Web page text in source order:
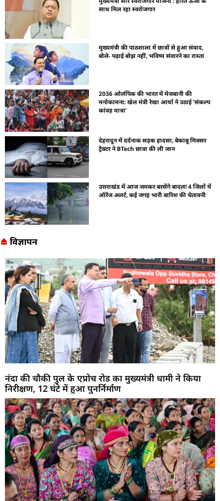
साथ मिल रहा स्वरोजगार
मुख्यमंत्री की पाठशाला में छात्रों से हुआ संवाद,
बोले- पढ़ाई बोझ नहीं, भविष्य संवारने का रास्ता
2036 ओलंपिक की भारत में मेजबानी की
मनोकामना: खेल मंत्री रेखा आर्या ने उठाई ‘संकल्प
कांवड़ यात्रा’
देहरादून में दर्दनाक सड़क हादसा, बेकाबू मिक्सर
ट्रैक्टर ने BTech छात्रा की ली जान
उत्तराखंड में आज जमकर बरसेंगे बादल! 4 जिलों में
ऑरेंज अलर्ट, कई जगह भारी बारिश की चेतावनी
विज्ञापन
नंदा की चौकी पुल के एप्रोच रोड का मुख्यमंत्री धामी ने किया
निरीक्षण, 12 घंटे में हुआ पुनर्निर्माण